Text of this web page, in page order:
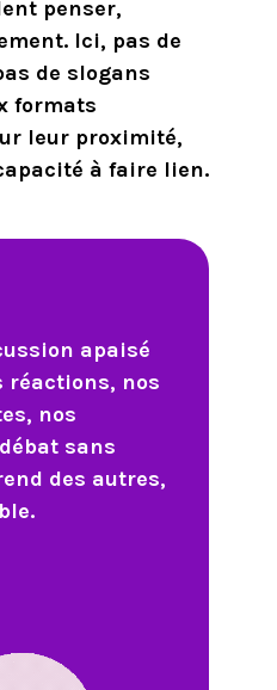
penser,
Ici, pas de
de slogans
formats
leur proximité,
apaisé
nos
nos
sans
des autres,